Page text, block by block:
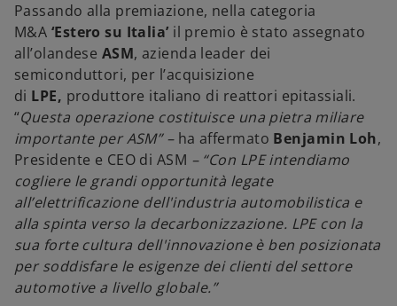
Passando alla premiazione, nella categoria
M&A ‘Estero su Italia’ il premio è stato assegnato
all’olandese ASM, azienda leader dei
semiconduttori, per l’acquisizione
di LPE, produttore italiano di reattori epitassiali.
“Questa operazione costituisce una pietra miliare
importante per ASM” – ha affermato Benjamin Loh,
Presidente e CEO di ASM – “Con LPE intendiamo
cogliere le grandi opportunità legate
all’elettrificazione dell'industria automobilistica e
alla spinta verso la decarbonizzazione. LPE con la
sua forte cultura dell'innovazione è ben posizionata
per soddisfare le esigenze dei clienti del settore
automotive a livello globale.”